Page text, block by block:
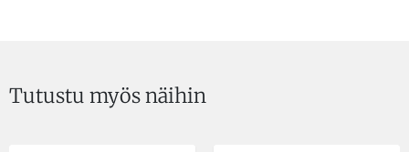
Tutustu myös näihin